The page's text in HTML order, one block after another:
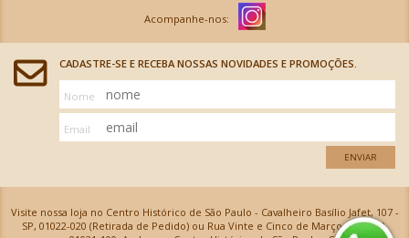
CADASTRE-SE E RECEBA NOSSAS NOVIDADES E PROMOÇÕES.
Nome
Email
ENVIAR
Visite nossa loja no Centro Histórico de São Paulo - Cavalheiro Basílio Jafet, 107 -
SP, 01022-020 (Retirada de Pedido) ou Rua Vinte e Cinco de Março, 576 - SP,